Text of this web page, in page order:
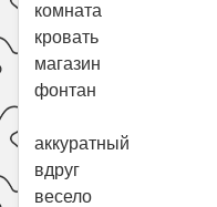
комната
кровать
магазин
фонтан
аккуратный
вдруг
весело